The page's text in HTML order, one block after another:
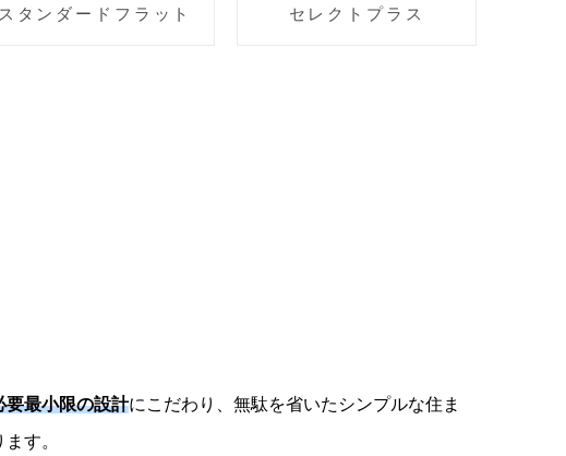
スタンダードフラット セレクトプラス
要最小限の設計にこだわり、無駄を省いたシンプルな住ま
す。